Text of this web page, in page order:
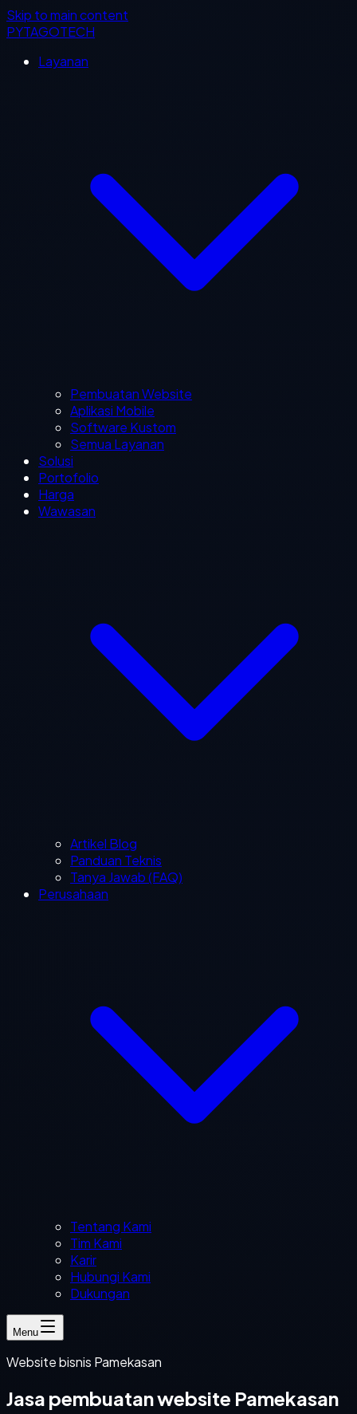
Skip to main content
PYTAGOTECH
Layanan
Pembuatan Website
Aplikasi Mobile
Software Kustom
Semua Layanan
Solusi
Portofolio
Harga
Wawasan
Artikel Blog
Panduan Teknis
Tanya Jawab (FAQ)
Perusahaan
Tentang Kami
Tim Kami
Karir
Hubungi Kami
Dukungan
Menu
Website bisnis Pamekasan
Jasa pembuatan website Pamekasan